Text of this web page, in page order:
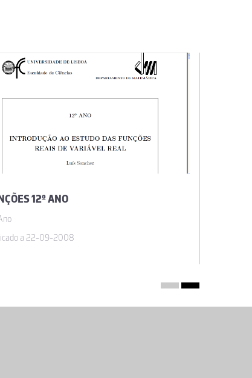
12º ANO
a 22-09-2008